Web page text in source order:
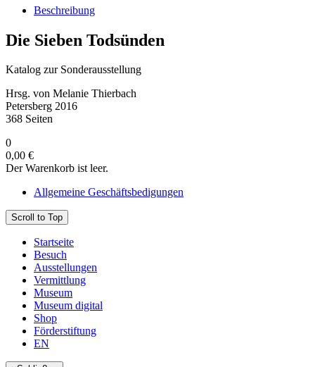
Beschreibung
Die Sieben Todsünden
Katalog zur Sonderausstellung
Hrsg. von Melanie Thierbach
Petersberg 2016
368 Seiten
0
0,00 €
Der Warenkorb ist leer.
Allgemeine Geschäftsbedigungen
Scroll to Top
Startseite
Besuch
Ausstellungen
Vermittlung
Museum
Museum digital
Shop
Förderstiftung
EN